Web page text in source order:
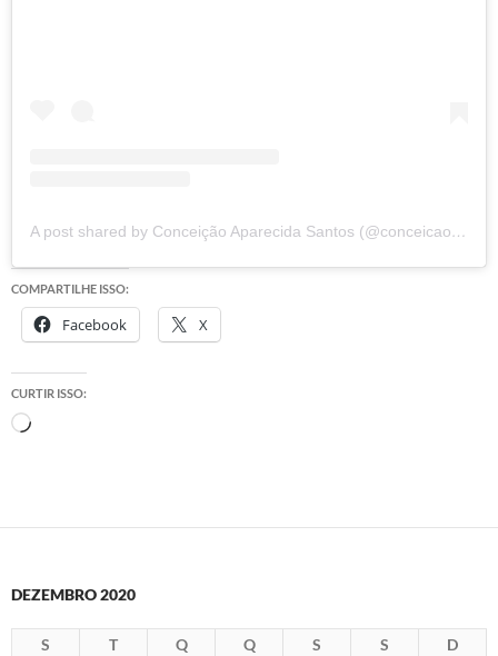
A post shared by Conceição Aparecida Santos (@conceicao.a.santos)
COMPARTILHE ISSO:
Facebook X
CURTIR ISSO:
Carregando...
DEZEMBRO 2020
S T Q Q S S
D